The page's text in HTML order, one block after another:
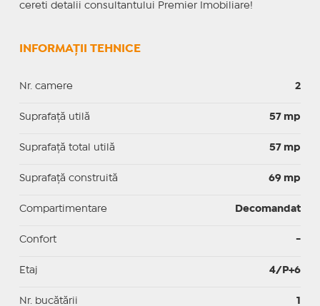
cereti detalii consultantului Premier Imobiliare!
INFORMAȚII TEHNICE
Nr. camere 2
Suprafaţă utilă 57 mp
Suprafaţă total utilă 57 mp
Suprafaţă construită 69 mp
Compartimentare Decomandat
Confort -
Etaj 4/P+6
Nr. bucătării 1